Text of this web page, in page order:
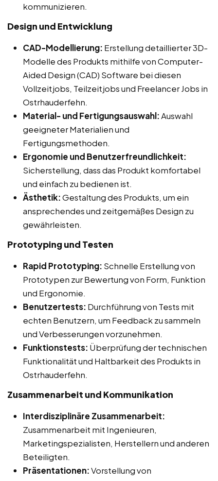
kommunizieren.
Design und Entwicklung
CAD-Modellierung: Erstellung detaillierter 3D-
Modelle des Produkts mithilfe von Computer-
Aided Design (CAD) Software bei diesen
Vollzeitjobs, Teilzeitjobs und Freelancer Jobs in
Ostrhauderfehn.
Material- und Fertigungsauswahl:Auswahl
geeigneter Materialien und
Fertigungsmethoden.
Ergonomie und Benutzerfreundlichkeit:
Sicherstellung, dass das Produkt komfortabel
und einfach zu bedienen ist.
Ästhetik:Gestaltung des Produkts, um ein
ansprechendes und zeitgemäßes Design zu
gewährleisten.
Prototyping und Testen
Rapid Prototyping: Schnelle Erstellung von
Prototypen zur Bewertung von Form, Funktion
und Ergonomie.
Benutzertests: Durchführung von Tests mit
echten Benutzern, um Feedback zu sammeln
und Verbesserungen vorzunehmen.
Funktionstests: Überprüfung der technischen
Funktionalität und Haltbarkeit des Produkts in
Ostrhauderfehn.
Zusammenarbeit und Kommunikation
Interdisziplinäre Zusammenarbeit:
Zusammenarbeit mit Ingenieuren,
Marketingspezialisten, Herstellern und anderen
Beteiligten.
Präsentationen:Vorstellung von